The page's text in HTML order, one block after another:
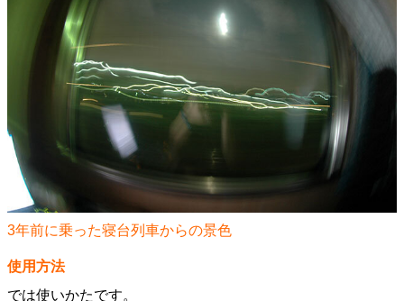
3年前に乗った寝台列車からの景色
使用方法
では使いかたです。